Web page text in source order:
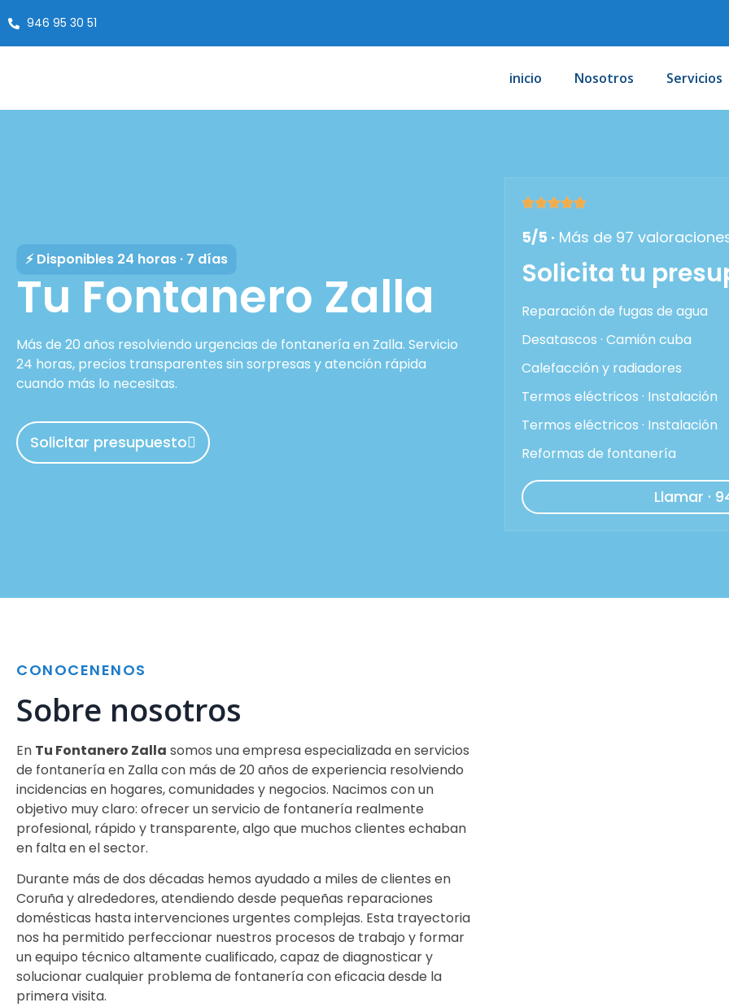
946 95 30 51
inicio Nosotros Servicios
⚡ Disponibles 24 horas · 7 días
Tu Fontanero Zalla
Más de 20 años resolviendo urgencias de fontanería en Zalla. Servicio
24 horas, precios transparentes sin sorpresas y atención rápida
cuando más lo necesitas.
Solicitar presupuesto
5/5 · Más de 97
Solicita tu
Reparación de fugas de agua
Desatascos · Camión cuba
Calefacción y radiadores
Termos eléctricos · Instalación
Termos eléctricos · Instalación
Reformas de fontanería
Llamar ·
CONOCENENOS
Sobre nosotros
En Tu Fontanero Zalla somos una empresa especializada en servicios
de fontanería en Zalla con más de 20 años de experiencia resolviendo
incidencias en hogares, comunidades y negocios. Nacimos con un
objetivo muy claro: ofrecer un servicio de fontanería realmente
profesional, rápido y transparente, algo que muchos clientes echaban
en falta en el sector.
Durante más de dos décadas hemos ayudado a miles de clientes en
Coruña y alrededores, atendiendo desde pequeñas reparaciones
domésticas hasta intervenciones urgentes complejas. Esta trayectoria
nos ha permitido perfeccionar nuestros procesos de trabajo y formar
un equipo técnico altamente cualificado, capaz de diagnosticar y
solucionar cualquier problema de fontanería con eficacia desde la
primera visita.